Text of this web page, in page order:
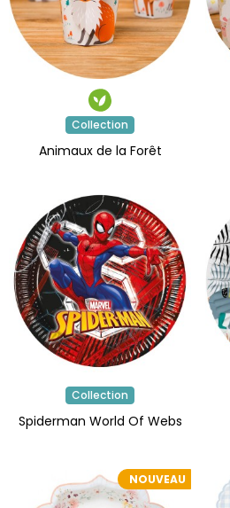
Collection
Animaux de la Forêt
Collection
Spiderman World Of Webs
NOUVEAU